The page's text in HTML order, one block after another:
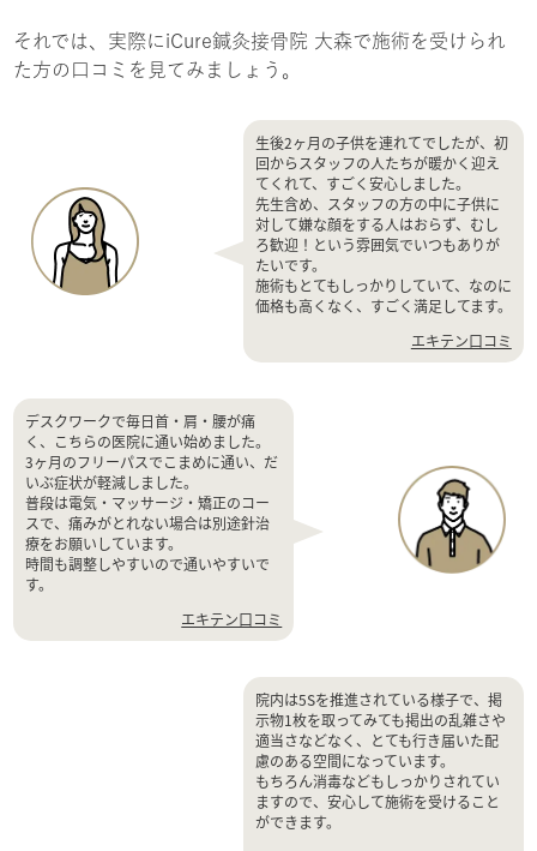
それでは、実際にiCure鍼灸接骨院 大森で施術を受けられ
た方の口コミを見てみましょう。
生後2ヶ月の子供を連れてでしたが、初
回からスタッフの人たちが暖かく迎え
てくれて、すごく安心しました。
先生含め、スタッフの方の中に子供に
対して嫌な顔をする人はおらず、むし
ろ歓迎！という雰囲気でいつもありが
たいです。
施術もとてもしっかりしていて、なのに
価格も高くなく、すごく満足してます。
エキテン口コミ
デスクワークで毎日首・肩・腰が痛
く、こちらの医院に通い始めました。
3ヶ月のフリーパスでこまめに通い、だ
いぶ症状が軽減しました。
普段は電気・マッサージ・矯正のコー
スで、痛みがとれない場合は別途針治
療をお願いしています。
時間も調整しやすいので通いやすいで
す。
エキテン口コミ
院内は5Sを推進されている様子で、掲
示物1枚を取ってみても掲出の乱雑さや
適当さなどなく、とても行き届いた配
慮のある空間になっています。
もちろん消毒などもしっかりされてい
ますので、安心して施術を受けること
ができます。